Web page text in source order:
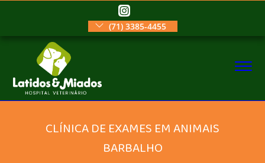
(71) 3385-4455
CLÍNICA DE EXAMES EM ANIMAIS
BARBALHO